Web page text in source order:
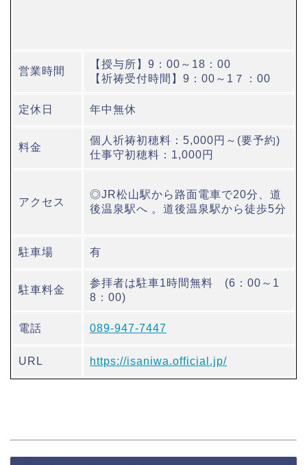
営業時間
【授与所】9：00～18：00
【祈祷受付時間】9：00～1７：00
定休日 年中無休
料金
個人祈祷初穂料：5,000円～(要予約)
仕事守初穂料：1,000円
アクセス
◎JR松山駅から路面電車で20分、道
後温泉駅へ 。道後温泉駅から徒歩5分
駐車場 有
駐車料金
参拝者は駐車1時間無料 (6：00～1
8：00)
電話 089-947-7447
URL https://isaniwa.official.jp/